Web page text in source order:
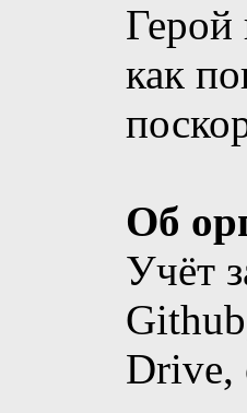
Герой
как
Об
Учёт
Drive,